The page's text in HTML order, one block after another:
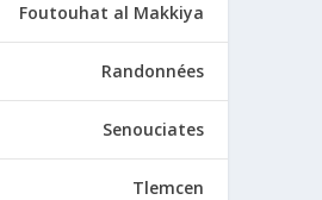
Foutouhat al Makkiya
Randonnées
Senouciates
Tlemcen